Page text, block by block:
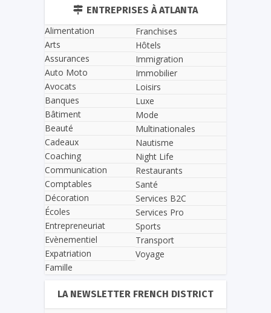
ENTREPRISES À ATLANTA
Alimentation
Arts
Assurances
Auto Moto
Avocats
Banques
Bâtiment
Beauté
Cadeaux
Coaching
Communication
Comptables
Décoration
Écoles
Entrepreneuriat
Evènementiel
Expatriation
Famille
Franchises
Hôtels
Immigration
Immobilier
Loisirs
Luxe
Mode
Multinationales
Nautisme
Night Life
Restaurants
Santé
Services B2C
Services Pro
Sports
Transport
Voyage
LA NEWSLETTER FRENCH DISTRICT